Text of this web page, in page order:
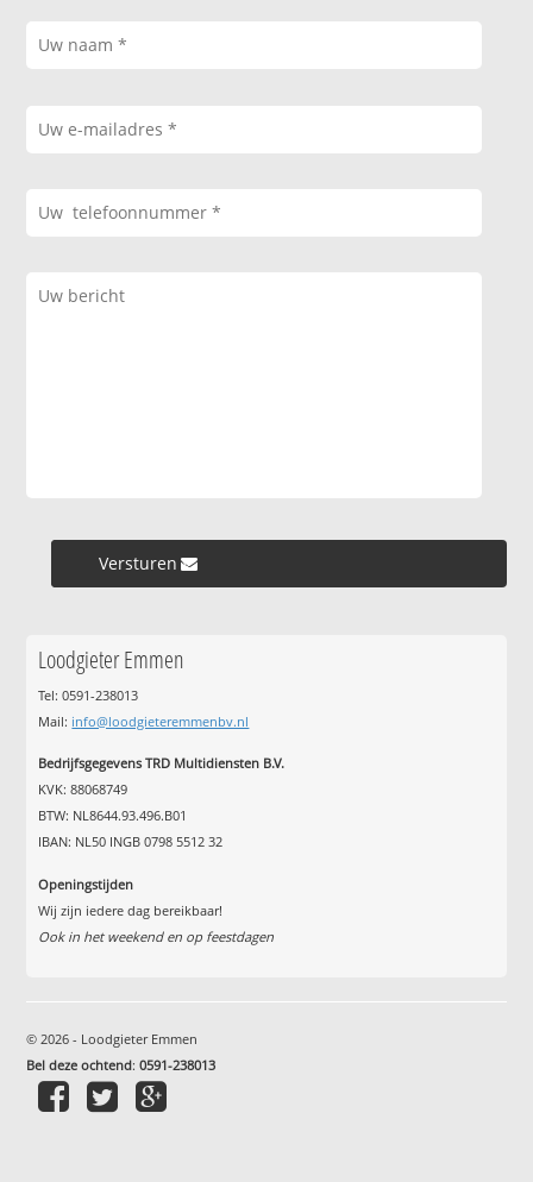
Versturen »
Loodgieter Emmen
Tel: 0591-238013
Mail: info@loodgieteremmenbv.nl
Bedrijfsgegevens TRD Multidiensten B.V.
KVK: 88068749
BTW: NL8644.93.496.B01
IBAN: NL50 INGB 0798 5512 32
Openingstijden
Wij zijn iedere dag bereikbaar!
Ook in het weekend en op feestdagen
© 2026 - Loodgieter Emmen
Bel deze ochtend:0591-238013